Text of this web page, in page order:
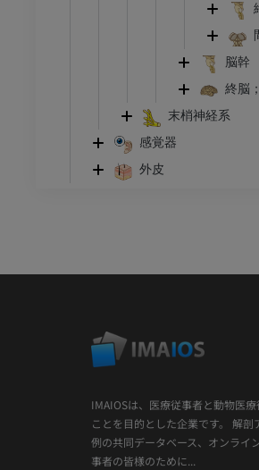
脳幹
終脳
末梢神経系
感覚器
外皮
IMAIOSは、医療従事者と動物医
ことを目的とした企業です。 解
例の共同データベース、オンライ
事者の皆様のために...